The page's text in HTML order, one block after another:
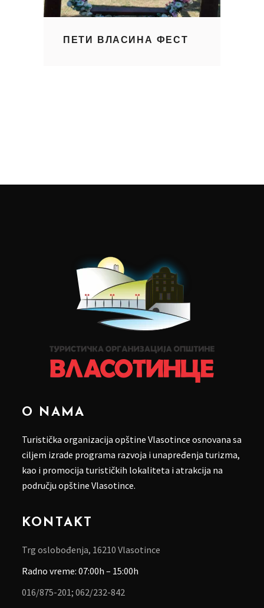
ПЕТИ ВЛАСИНА ФЕСТ
O NAMA
Turistička organizacija opštine Vlasotince osnovana sa
ciljem izrade programa razvoja i unapređenja turizma,
kao i promocija turističkih lokaliteta i atrakcija na
području opštine Vlasotince.
KONTAKT
Trg oslobođenja, 16210 Vlasotince
Radno vreme: 07:00h – 15:00h
016/875-201; 062/232-842